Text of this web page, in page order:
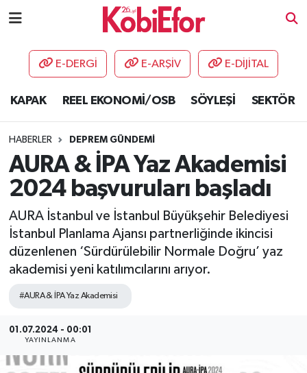
E-DERGİ E-ARŞİV E-DİJİTAL
KAPAK REEL EKONOMİ/OSB SÖYLEŞİ SEKTÖR
HABERLER DEPREM GÜNDEMİ
AURA & İPA Yaz Akademisi
2024 başvuruları başladı
AURA İstanbul ve İstanbul Büyükşehir Belediyesi
İstanbul Planlama Ajansı partnerliğinde ikincisi
düzenlenen ‘Sürdürülebilir Normale Doğru’ yaz
akademisi yeni katılımcılarını arıyor.
#AURA & İPA Yaz Akademisi
01.07.2024 - 00:01
YAYINLANMA
AKADEMİ
DESTEK-TEŞVİK
ETKİNLİK
GÜNCEL
HABERLER
KAPAK
OSB
SEKTÖR
ŞİRKET PANO